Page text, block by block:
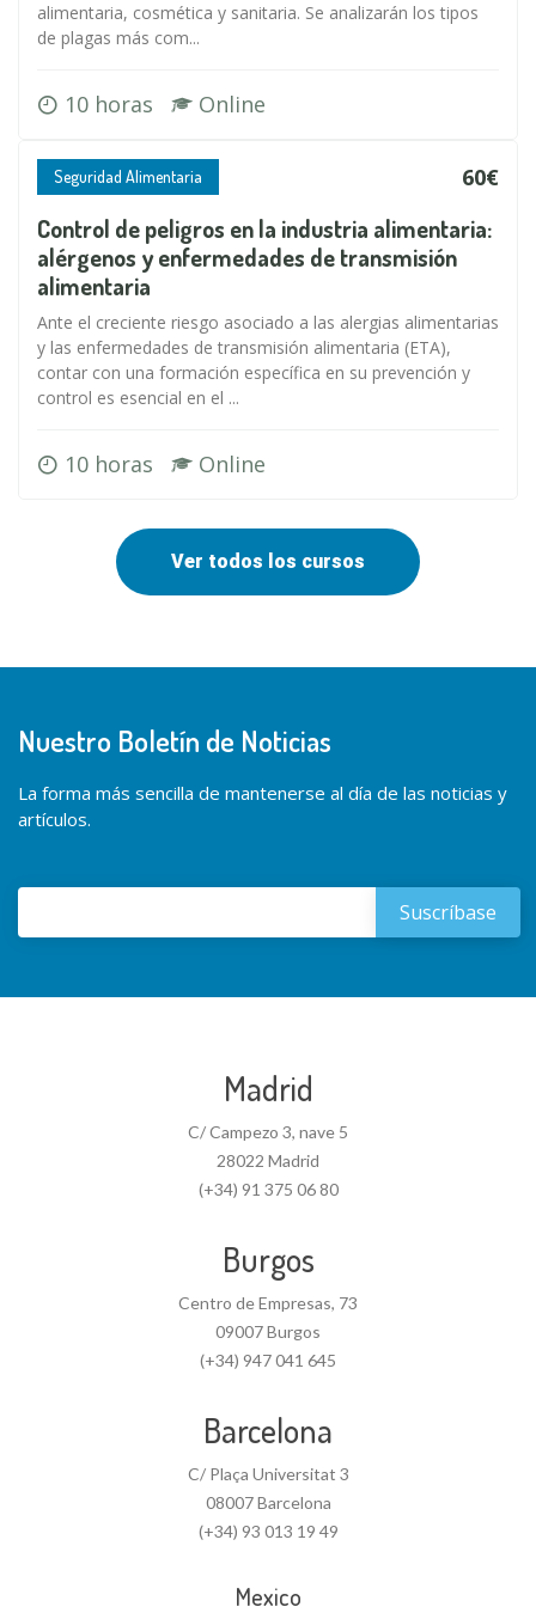
alimentaria, cosmética y sanitaria. Se analizarán los tipos
de plagas más com...
10 horas Online
Seguridad Alimentaria 60€
Control de peligros en la industria alimentaria:
alérgenos y enfermedades de transmisión
alimentaria
Ante el creciente riesgo asociado a las alergias alimentarias
y las enfermedades de transmisión alimentaria (ETA),
contar con una formación específica en su prevención y
control es esencial en el ...
10 horas Online
Ver todos los cursos
Nuestro Boletín de Noticias
La forma más sencilla de mantenerse al día de las noticias y
artículos.
Madrid
C/ Campezo 3, nave 5
28022 Madrid
(+34) 91 375 06 80
Burgos
Centro de Empresas, 73
09007 Burgos
(+34) 947 041 645
Barcelona
C/ Plaça Universitat 3
08007 Barcelona
(+34) 93 013 19 49
Mexico